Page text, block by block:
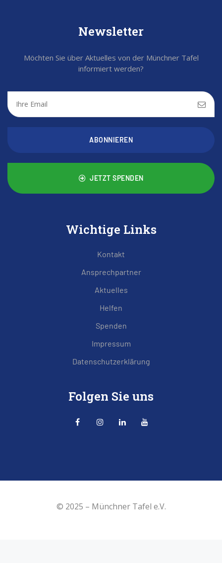
Newsletter
Möchten Sie über Aktuelles von der Münchner Tafel
informiert werden?
ABONNIEREN
JETZT SPENDEN
Wichtige Links
Kontakt
Ansprechpartner
Aktuelles
Helfen
Spenden
Impressum
Datenschutzerklärung
Folgen Sie uns
© 2025 – Münchner Tafel e.V.